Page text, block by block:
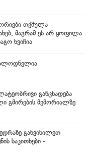
თქმულა
მაგრამ ეს არ ყოფილა
ხვიჩია
განცხადება
გმირების მემორიალზე
განვიხილეთ
საკითხები -